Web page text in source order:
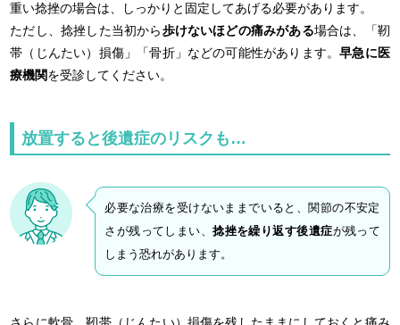
重い捻挫の場合は、しっかりと固定してあげる必要があります。
ただし、捻挫した当初から歩けないほどの痛みがある場合は、「靭
帯（じんたい）損傷」「骨折」などの可能性があります。早急に医
療機関を受診してください。
放置すると後遺症のリスクも…
必要な治療を受けないままでいると、関節の不安定
さが残ってしまい、捻挫を繰り返す後遺症が残って
しまう恐れがあります。